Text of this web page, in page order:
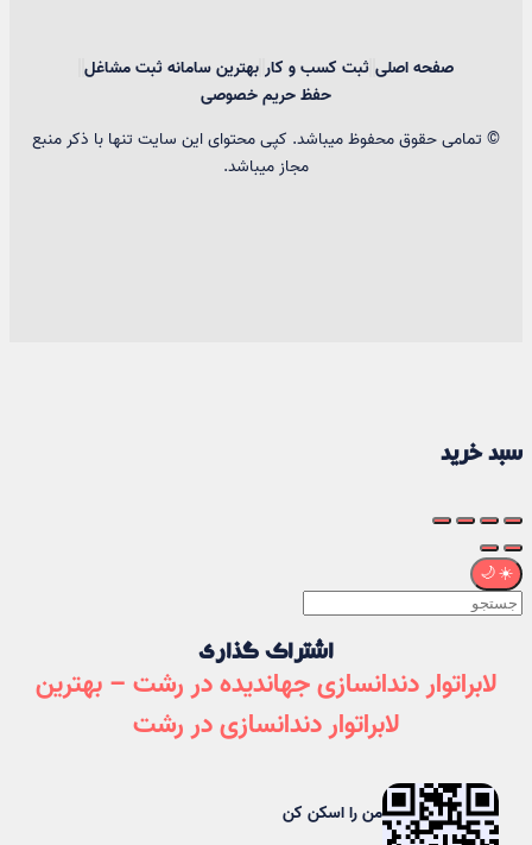
صفحه اصلی ثبت کسب و کار بهترین سامانه ثبت مشاغل
حفظ حریم خصوصی
© تمامی حقوق محفوظ میباشد. کپی محتوای این سایت تنها با ذکر منبع
مجاز میباشد.
سبد خرید
☀️
🌙
اشتراک گذاری
لابراتوار دندانسازی جهاندیده در رشت – بهترین
لابراتوار دندانسازی در رشت
من را اسکن کن